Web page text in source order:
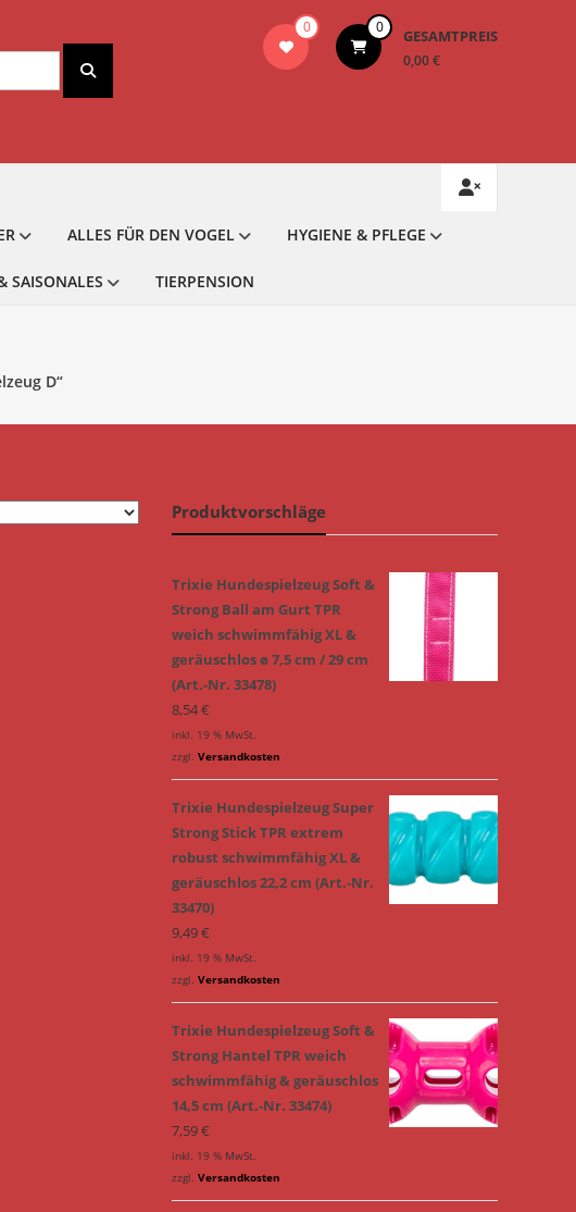
0 0 GESAMTPREIS
0,00 €
ALLES FÜR DEN VOGEL HYGIENE & PFLEGE
SAISONALES TIERPENSION
D“
Produktvorschläge
Trixie Hundespielzeug Soft &
Strong Ball am Gurt TPR
weich schwimmfähig XL &
geräuschlos ø 7,5 cm / 29 cm
(Art.-Nr. 33478)
8,54€
inkl. 19 % MwSt.
zzgl. Versandkosten
Trixie Hundespielzeug Super
Strong Stick TPR extrem
robust schwimmfähig XL &
geräuschlos 22,2 cm (Art.-Nr.
33470)
9,49€
inkl. 19 % MwSt.
zzgl. Versandkosten
Trixie Hundespielzeug Soft &
Strong Hantel TPR weich
schwimmfähig & geräuschlos
14,5 cm (Art.-Nr. 33474)
7,59€
inkl. 19 % MwSt.
zzgl. Versandkosten